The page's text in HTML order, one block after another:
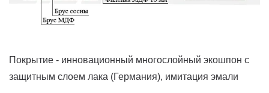
Покрытие - инновационный многослойный экошпон с
защитным слоем лака (Германия), имитация эмали